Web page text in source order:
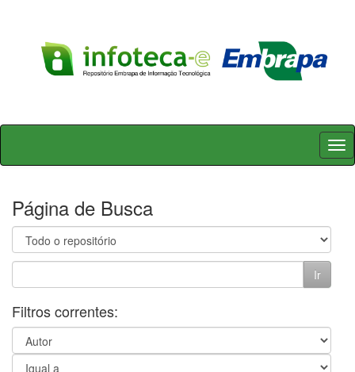
Skip
Página de Busca
Filtros correntes: